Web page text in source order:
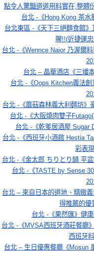
點令人驚豔道道用料實在,整體
台北 -《Hong Kong 茶水
台北東區 -《天下三絕麵食館
喔!!(近捷運
台北 -《Wennce Naior 乃渥爾
台北 – 晶華酒店《三燔
台北 -《Oops Kitchen義法
台北 -《蘑菇森林義大利麵坊》
台北 -《大阪燒肉雙子
台北 -《乾爹居酒屋 Sugar
台北 -《西班牙小酒館 Hestia
彩表
台北 -《金太郎 ちりとり鍋 平
台北 -《TASTE by Sense
台北 – 來自日本的道地、精緻
得推薦的優
台北 -《果然匯》健
台北 -《MVSA西班牙酒莊餐廳
西班牙
台北 – 生日優惠餐廳《Mosun